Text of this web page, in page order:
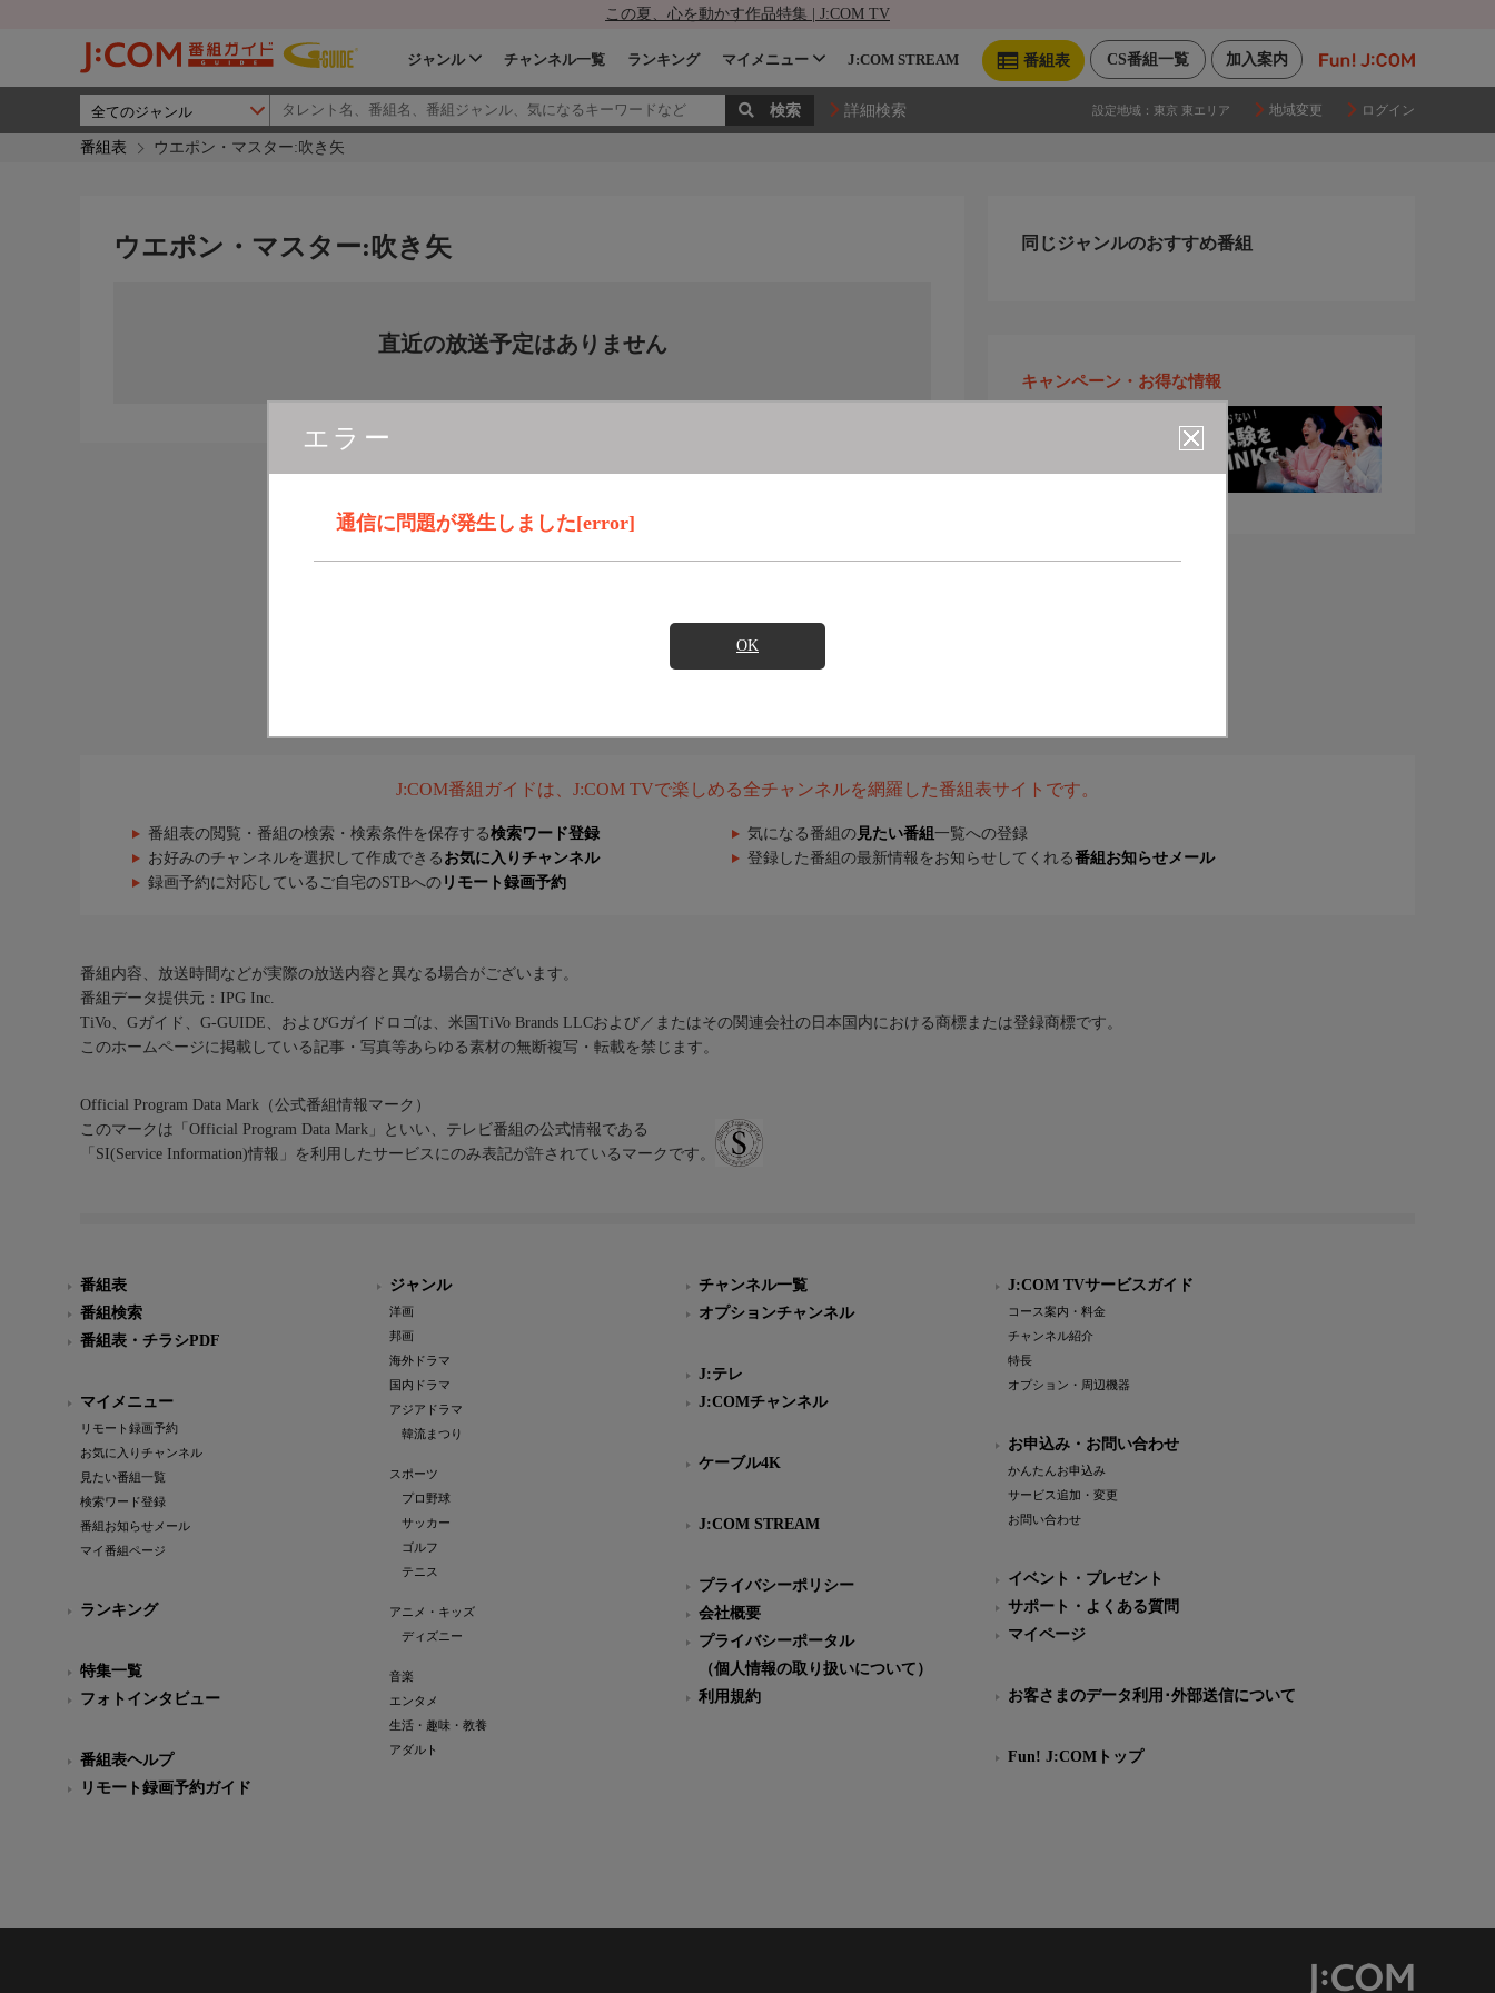
この夏、心を動かす作品特集 | J:COM TV
加入案内
CS番組一覧
番組表
ジャンル チャンネル一覧 ランキング マイメニュー J:COM STREAM
詳細検索 設定地域： 東京 東エリア 地域変更 ログイン
番組表 ウエポン・マスター:吹き矢
エラー
通信に問題が発生しました[error]
OK
ウエポン・マスター:吹き矢
直近の放送予定はありません
同じジャンルのおすすめ番組
キャンペーン・お得な情報
J:COM番組ガイドは、J:COM TVで楽しめる全チャンネルを網羅した番組表サイトです。
番組表の閲覧・番組の検索・検索条件を保存する検索ワード登録 気になる番組の 見たい番組 一覧への登録
お好みのチャンネルを選択して作成できる お気に入りチャンネル 登録した番組の最新情報をお知らせしてくれる番組お知らせメール
録画予約に対応しているご自宅のSTBへの リモート録画予約
番組内容、放送時間などが実際の放送内容と異なる場合がございます。
番組データ提供元：IPG Inc.
TiVo、Gガイド、G-GUIDE、およびGガイドロゴは、米国TiVo Brands LLCおよび／またはその関連会社の日本国内における商標または登録商標です。
このホームページに掲載している記事・写真等あらゆる素材の無断複写・転載を禁じます。
Official Program Data Mark（公式番組情報マーク）
このマークは「Official Program Data Mark」といい、テレビ番組の公式情報である
「SI(Service Information)情報」を利用したサービスにのみ表記が許されているマークです。
番組表
番組検索
番組表・チラシPDF
マイメニュー
リモート録画予約
お気に入りチャンネル
見たい番組一覧
検索ワード登録
番組お知らせメール
マイ番組ページ
ランキング
特集一覧
フォトインタビュー
番組表ヘルプ
リモート録画予約ガイド
ジャンル
洋画
邦画
海外ドラマ
国内ドラマ
アジアドラマ
韓流まつり
スポーツ
プロ野球
サッカー
ゴルフ
テニス
アニメ・キッズ
ディズニー
音楽
エンタメ
生活・趣味・教養
アダルト
チャンネル一覧
オプションチャンネル
J:テレ
J:COMチャンネル
ケーブル4K
J:COM STREAM
プライバシーポリシー
会社概要
プライバシーポータル
（個人情報の取り扱いについて）
利用規約
J:COM TVサービスガイド
コース案内・料金
チャンネル紹介
特長
オプション・周辺機器
お申込み・お問い合わせ
かんたんお申込み
サービス追加・変更
お問い合わせ
イベント・プレゼント
サポート・よくある質問
マイページ
お客さまのデータ利用･外部送信について
Fun! J:COMトップ